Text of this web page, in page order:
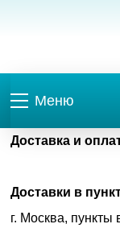
Меню
Доставка и
Доставки в
г. Москва,